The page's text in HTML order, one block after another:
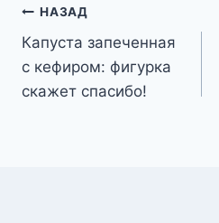
Навигация
по
записям
НАЗАД
Капуста запеченная
с кефиром: фигурка
скажет спасибо!